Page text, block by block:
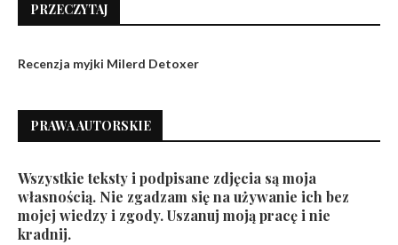
PRZECZYTAJ
Recenzja myjki Milerd Detoxer
PRAWA AUTORSKIE
Wszystkie teksty i podpisane zdjęcia są moja
własnością. Nie zgadzam się na używanie ich bez
mojej wiedzy i zgody. Uszanuj moją pracę i nie
kradnij.